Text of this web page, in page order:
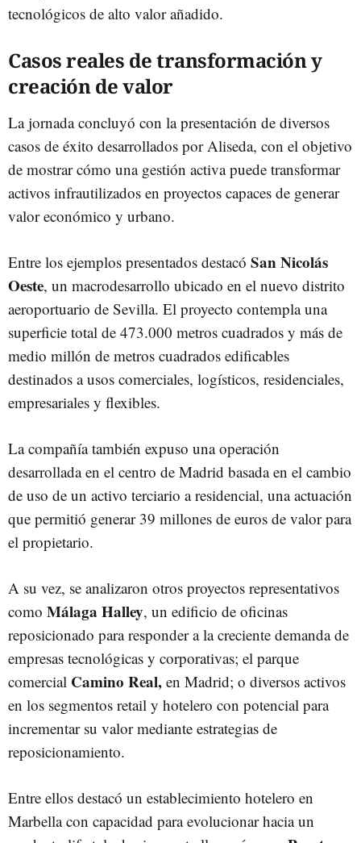
tecnológicos de alto valor añadido.
Casos reales de transformación y
creación de valor
La jornada concluyó con la presentación de diversos
casos de éxito desarrollados por Aliseda, con el objetivo
de mostrar cómo una gestión activa puede transformar
activos infrautilizados en proyectos capaces de generar
valor económico y urbano.
Entre los ejemplos presentados destacó San Nicolás
Oeste, un macrodesarrollo ubicado en el nuevo distrito
aeroportuario de Sevilla. El proyecto contempla una
superficie total de 473.000 metros cuadrados y más de
medio millón de metros cuadrados edificables
destinados a usos comerciales, logísticos, residenciales,
empresariales y flexibles.
La compañía también expuso una operación
desarrollada en el centro de Madrid basada en el cambio
de uso de un activo terciario a residencial, una actuación
que permitió generar 39 millones de euros de valor para
el propietario.
A su vez, se analizaron otros proyectos representativos
como Málaga Halley, un edificio de oficinas
reposicionado para responder a la creciente demanda de
empresas tecnológicas y corporativas; el parque
comercial Camino Real, en Madrid; o diversos activos
en los segmentos retail y hotelero con potencial para
incrementar su valor mediante estrategias de
reposicionamiento.
Entre ellos destacó un establecimiento hotelero en
Marbella con capacidad para evolucionar hacia un